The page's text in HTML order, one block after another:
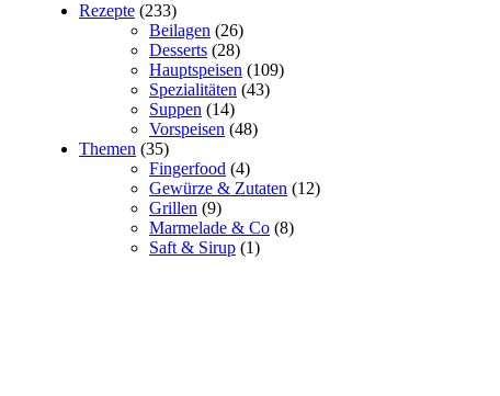
Rezepte (233)
Beilagen (26)
Desserts (28)
Hauptspeisen (109)
Spezialitäten (43)
Suppen (14)
Vorspeisen (48)
Themen (35)
Fingerfood (4)
Gewürze & Zutaten (12)
Grillen (9)
Marmelade & Co (8)
Saft & Sirup (1)